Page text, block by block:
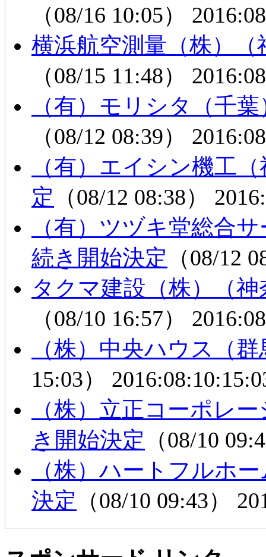
（08/16 10:05）
横浜航空測量（株）
（08/15 11:48）
（有）モリシタ（千
（08/12 08:39）
（有）エイシン機工
定 （08/12 08:38）
（有）ツヅキ堂総合
続き開始決定 （08/12
タクマ建設（株）（
（08/10 16:57）
（株）中央ハウス（
15:03）
（株）立正コーポレ
き開始決定 （08/10
（株）ハートフルホ
決定 （08/10 09:43）